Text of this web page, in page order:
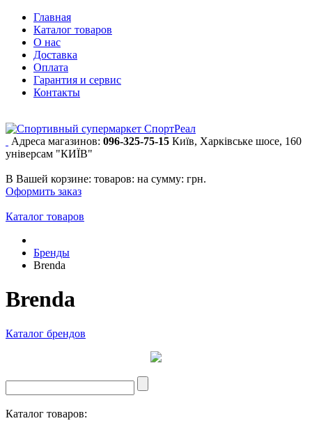
Главная
Каталог товаров
О нас
Доставка
Оплата
Гарантия и сервис
Контакты
Адреса магазинов: 096-325-75-15 Київ, Харківське шосе, 160
універсам "КИЇВ"
В Вашей корзине: товаров: на сумму: грн.
Оформить заказ
Каталог товаров
Бренды
Brenda
Brenda
Каталог брендов
Каталог товаров: